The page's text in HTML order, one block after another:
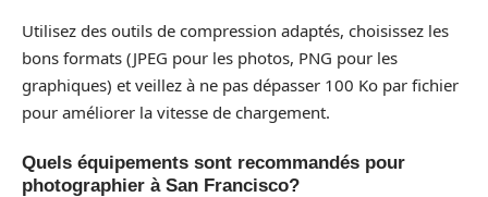
Utilisez des outils de compression adaptés, choisissez les
bons formats (JPEG pour les photos, PNG pour les
graphiques) et veillez à ne pas dépasser 100 Ko par fichier
pour améliorer la vitesse de chargement.
Quels équipements sont recommandés pour
photographier à San Francisco?